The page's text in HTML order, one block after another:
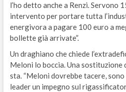
l’ho detto anche a Renzi. Servono
intervento per portare tutta
energivora a pagare 100 euro a
bollette già arrivate”.
Un draghiano che chiede
Meloni lo boccia. Una sostituzione
sta. “Meloni dovrebbe tacere,
leader un impegno sul